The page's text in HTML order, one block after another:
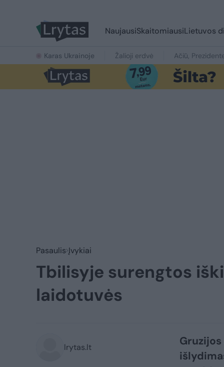
NaujausiSkaitomiausiLietuvos
Karas Ukrainoje Žalioji erdvė Ačiū,
Pasaulis Įvykiai
Tbilisyje surengtos
laidotuvės
lrytas.lt